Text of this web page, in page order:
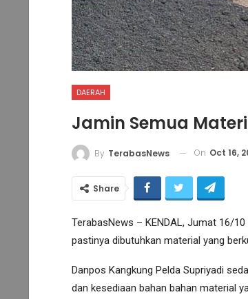
DAERAH
Jamin Semua
By TerabasNews On Oct 16,
Share
TerabasNews – KENDAL, Jumat 16/
pastinya dibutuhkan material yang
Danpos Kangkung Pelda Supriyadi
dan kesediaan bahan bahan material